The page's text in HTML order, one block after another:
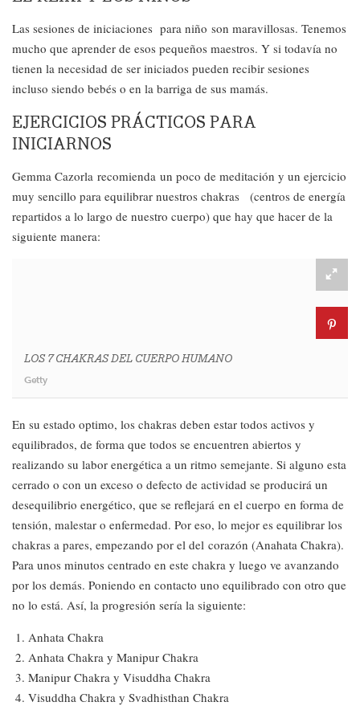
Las sesiones de iniciaciones para niño son maravillosas. Tenemos
mucho que aprender de esos pequeños maestros. Y si todavía no
tienen la necesidad de ser iniciados pueden recibir sesiones
incluso siendo bebés o en la barriga de sus mamás.
EJERCICIOS PRÁCTICOS PARA
INICIARNOS
Gemma Cazorla recomienda un poco de meditación y un ejercicio
muy sencillo para equilibrar nuestros chakras (centros de energía
repartidos a lo largo de nuestro cuerpo) que hay que hacer de la
siguiente manera:
LOS 7 CHAKRAS DEL CUERPO HUMANO
Getty
En su estado optimo, los chakras deben estar todos activos y
equilibrados, de forma que todos se encuentren abiertos y
realizando su labor energética a un ritmo semejante. Si alguno esta
cerrado o con un exceso o defecto de actividad se producirá un
desequilibrio energético, que se reflejará en el cuerpo en forma de
tensión, malestar o enfermedad. Por eso, lo mejor es equilibrar los
chakras a pares, empezando por el del corazón (Anahata Chakra).
Para unos minutos centrado en este chakra y luego ve avanzando
por los demás. Poniendo en contacto uno equilibrado con otro que
no lo está. Así, la progresión sería la siguiente:
Anhata Chakra
Anhata Chakra y Manipur Chakra
Manipur Chakra y Visuddha Chakra
Visuddha Chakra y Svadhisthan Chakra